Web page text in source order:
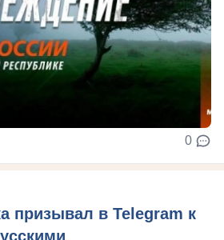
0
призывал в Telegram к